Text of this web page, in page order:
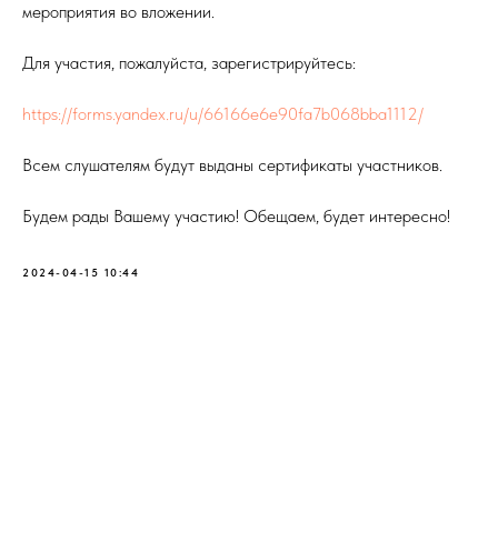
мероприятия во вложении.
Для участия, пожалуйста, зарегистрируйтесь:
https://forms.yandex.ru/u/66166e6e90fa7b068bba1112/
Всем слушателям будут выданы сертификаты участников.
Будем рады Вашему участию! Обещаем, будет интересно!
2024-04-15 10:44